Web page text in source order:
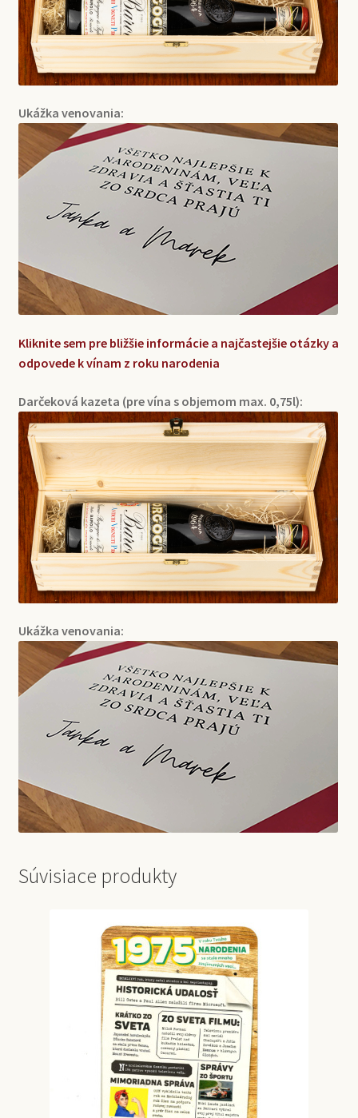
Ukážka venovania:
Kliknite sem pre bližšie informácie a najčastejšie otázky a
odpovede k vínam z roku narodenia
Darčeková kazeta (pre vína s objemom max. 0,75l):
Ukážka venovania:
Súvisiace produkty